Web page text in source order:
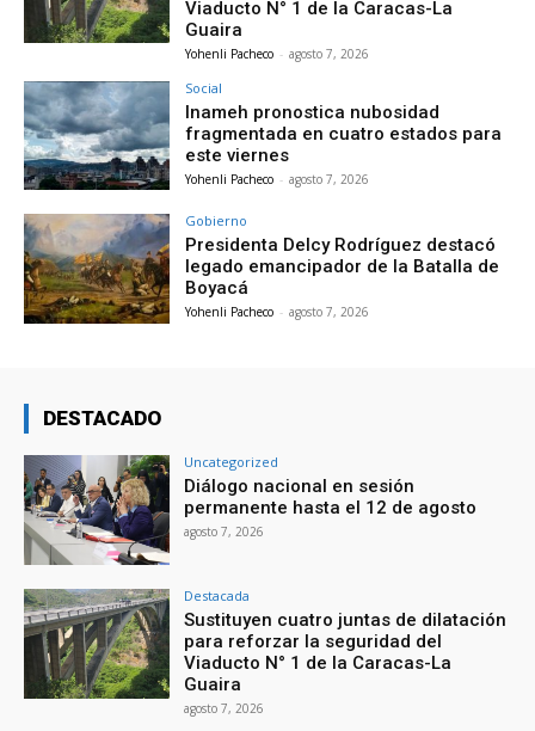
Viaducto N° 1 de la Caracas-La
Guaira
Yohenli Pacheco - agosto 7, 2026
Social
Inameh pronostica nubosidad
fragmentada en cuatro estados para
este viernes
Yohenli Pacheco - agosto 7, 2026
Gobierno
Presidenta Delcy Rodríguez destacó
legado emancipador de la Batalla de
Boyacá
Yohenli Pacheco - agosto 7, 2026
DESTACADO
Uncategorized
Diálogo nacional en sesión
permanente hasta el 12 de agosto
agosto 7, 2026
Destacada
Sustituyen cuatro juntas de dilatación
para reforzar la seguridad del
Viaducto N° 1 de la Caracas-La
Guaira
agosto 7, 2026